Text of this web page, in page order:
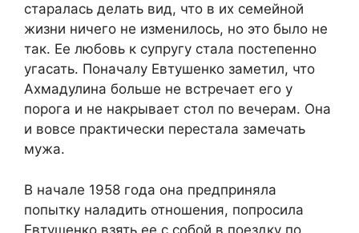
старалась делать вид, что в их семейной
жизни ничего не изменилось, но это было не
так. Ее любовь к супругу стала постепенно
угасать. Поначалу Евтушенко заметил, что
Ахмадулина больше не встречает его у
порога и не накрывает стол по вечерам. Она
и вовсе практически перестала замечать
мужа.
В начале 1958 года она предприняла
попытку наладить отношения, попросила
Евтушенко взять ее с собой в поездку по